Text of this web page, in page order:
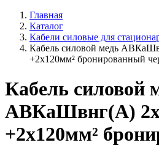
Главная
Каталог
Кабели силовые для
Кабель силовой медь
+2x120мм² бронированный
Кабель силовой
АВКаШвнг(А)
+2x120мм²